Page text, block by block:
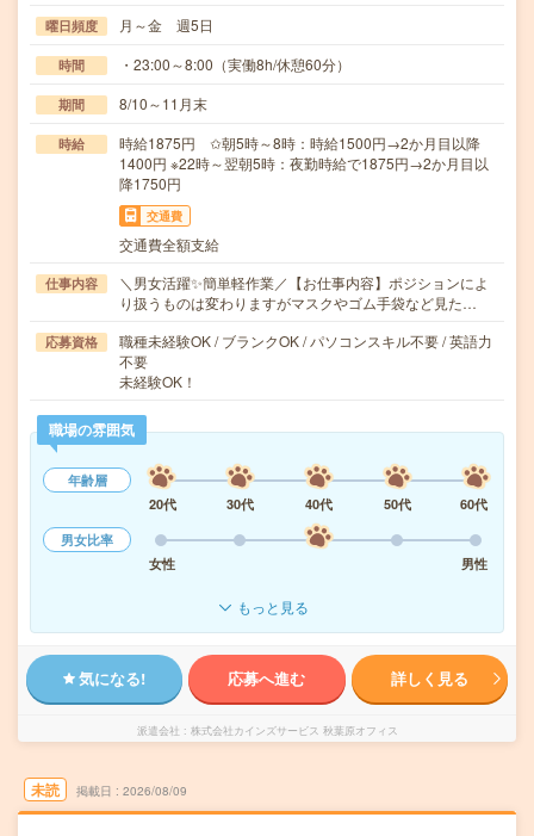
曜日頻度 月～金 週5日
時間 ・23:00～8:00（実働8h/休憩60分）
期間 8/10～11月末
時給
時給1875円 ✩朝5時～8時：時給1500円→2か月目以降
1400円 ※22時～翌朝5時：夜勤時給で1875円→2か月目以
降1750円
交通費
交通費全額支給
仕事内容
＼男女活躍✨簡単軽作業／【お仕事内容】ポジションによ
り扱うものは変わりますがマスクやゴム手袋など見た…
応募資格
職種未経験OK / ブランクOK / パソコンスキル不要 / 英語力
不要
未経験OK！
職場の雰囲気
年齢層
20代
30代 40代 50代
60代
男女比率
女性
男性
もっと見る
気になる! 応募へ進む 詳しく見る
派遣会社 株式会社カインズサービス 秋葉原オフィス
未読 掲載日 2026/08/09